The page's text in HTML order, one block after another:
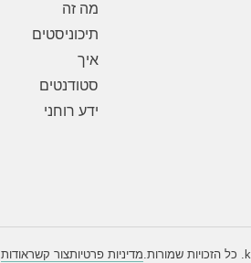
מה זה
תיכוניסטים
איך
סטודנטים
ידע רוחני
מדיניות פרטיותצור קשראודות